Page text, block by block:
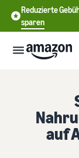
Reduzierte
sparen
Beginnen
Sie mit
Versand
auf